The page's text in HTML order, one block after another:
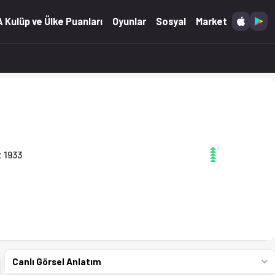
Kulüp ve Ülke Puanları Oyunlar Sosyal Market
Canlı Görsel Anlatım